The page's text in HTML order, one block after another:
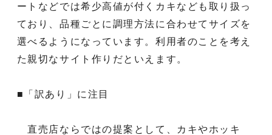
ートなどでは希少高値が付くカキなども取り扱っ
ており、品種ごとに調理方法に合わせてサイズを
選べるようになっています。利用者のことを考え
た親切なサイト作りだといえます。
■「訳あり」に注目
直売店ならではの提案として、カキやホッキ